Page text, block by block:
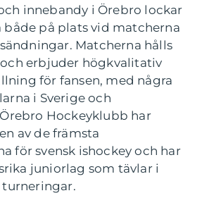
innebandy i Örebro lockar
både på plats vid matcherna
Matcherna hålls
erbjuder högkvalitativ
för fansen, med några
i Sverige och
Hockeyklubb har
av de främsta
för svensk ishockey och har
juniorlag som tävlar i